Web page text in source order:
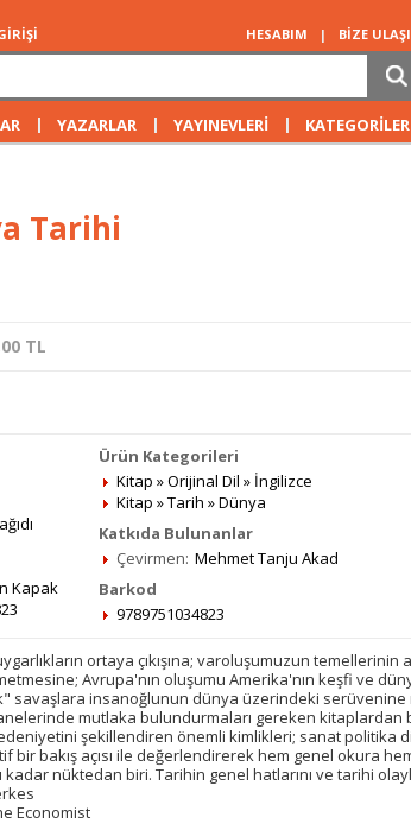
HESABIM | BİZE
| YAZARLAR | YAYINEVLERİ | KATEGORİLER
Tarihi
TL
Kapak
Ürün Kategorileri
Kitap »Orijinal Dil » İngilizce
Kitap »Tarih »Dünya
Katkıda Bulunanlar
Çevirmen: Mehmet Tanju Akad
Barkod
9789751034823
ortaya çıkışına; varoluşumuzun temellerinin
Avrupa'nın oluşumu Amerika'nın keşfi ve
savaşlara insanoğlunun dünya üzerindeki serüvenine
mutlaka bulundurmaları gereken kitaplardan
şekillendiren önemli kimlikleri; sanat politika
bir bakış açısı ile değerlendirerek hem genel okura
kadar nüktedan biri. Tarihin genel hatlarını ve tarihi
Economist